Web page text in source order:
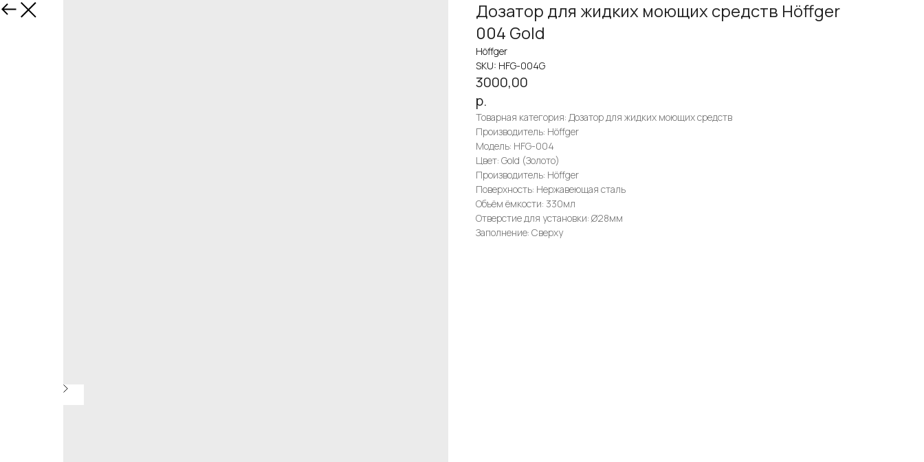
Дозатор для жидких моющих средств Höffger
004 Gold
Höffger
SKU: HFG-004G
3000,00
р.
Товарная категория: Дозатор для жидких моющих средств
Производитель: Höffger
Модель: HFG-004
Цвет: Gold (Золото)
Производитель: Höffger
Поверхность: Нержавеющая сталь
Объём ёмкости: 330мл
Отверстие для установки: Ø28мм
Заполнение: Сверху